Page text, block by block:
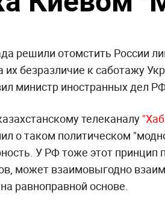
решили отомстить России
их безразличие к саботажу
министр иностранных дел
телеканалу
о таком политическом
У РФ тоже этот принцип
может взаимовыгодно
равноправной основе.